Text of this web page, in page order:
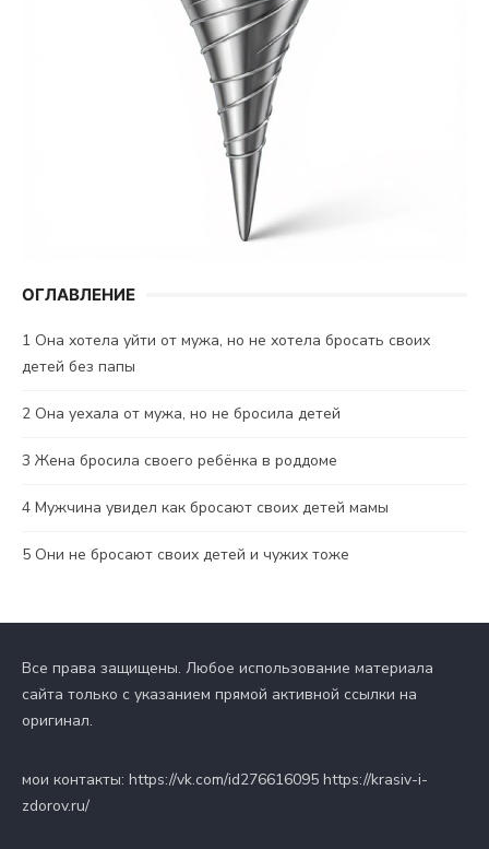
ОГЛАВЛЕНИЕ
1 Она хотела уйти от мужа, но не хотела бросать своих
детей без папы
2 Она уехала от мужа, но не бросила детей
3 Жена бросила своего ребёнка в роддоме
4 Мужчина увидел как бросают своих детей мамы
5 Они не бросают своих детей и чужих тоже
Все права защищены. Любое использование материала
сайта только с указанием прямой активной ссылки на
оригинал.
мои контакты: https://vk.com/id276616095 https://krasiv-i-
zdorov.ru/